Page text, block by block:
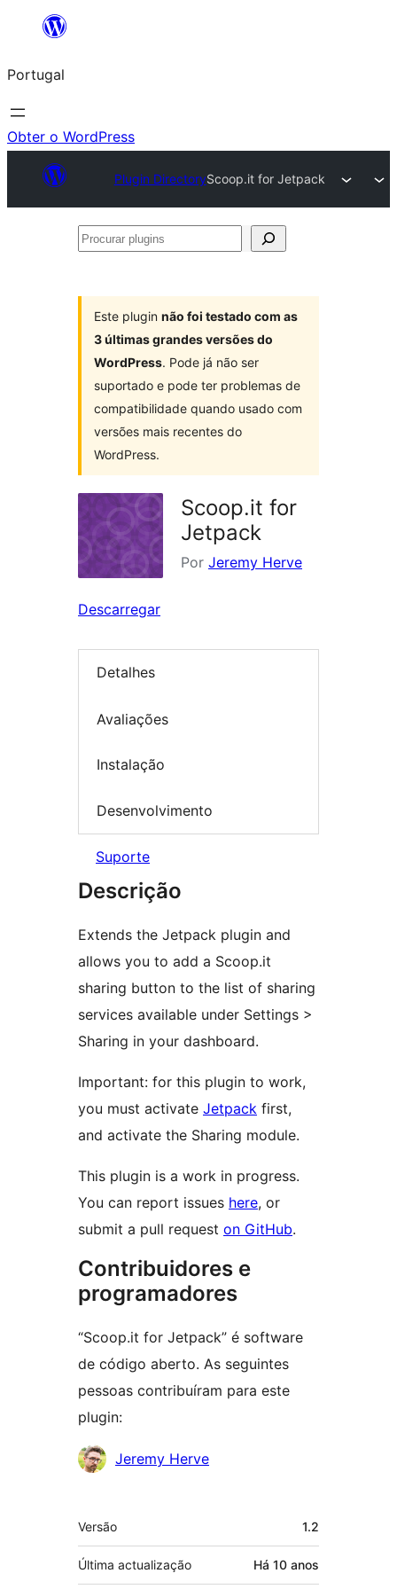
Saltar
o
conteúdo
Portugal
Obter o WordPress
Plugin DirectoryScoop.it for Jetpack
Procurar
Este plugin não foi testado com as
3 últimas grandes versões do
WordPress. Pode já não ser
suportado e pode ter problemas de
compatibilidade quando usado com
versões mais recentes do
WordPress.
Scoop.it for
Jetpack
Por Jeremy Herve
Descarregar
Detalhes
Avaliações
Instalação
Desenvolvimento
Suporte
Descrição
Extends the Jetpack plugin and
allows you to add a Scoop.it
sharing button to the list of sharing
services available under Settings >
Sharing in your dashboard.
Important: for this plugin to work,
you must activate Jetpack first,
and activate the Sharing module.
This plugin is a work in progress.
You can report issues here, or
submit a pull request on GitHub.
Contribuidores e
programadores
“Scoop.it for Jetpack” é software
de código aberto. As seguintes
pessoas contribuíram para este
plugin:
Contribuidores
Jeremy Herve
Metadados
Versão 1.2
Última actualização Há 10 anos